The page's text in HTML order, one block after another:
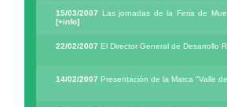
15/03/2007 Las jornadas de la Feria de
[+info]
22/02/2007 El Director General de Desarrollo
14/02/2007 Presentación de la Marca "Valle